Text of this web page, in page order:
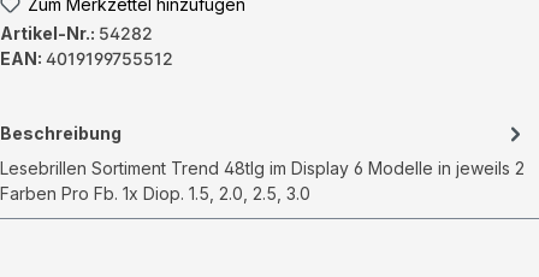
Zum Merkzettel hinzufügen
Artikel-Nr.: 54282
EAN: 4019199755512
Beschreibung
Lesebrillen Sortiment Trend 48tlg im Display 6 Modelle in jeweils 2
Farben Pro Fb. 1x Diop. 1.5, 2.0, 2.5, 3.0